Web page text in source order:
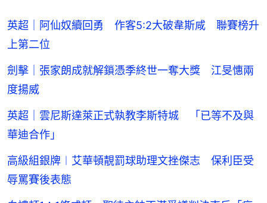
英超｜阿仙奴續回勇 作客5:2大破韋斯咸 聯賽榜升
上第二位
劍擊｜張家朗成就解鎖憑季終世一奪大獎 江旻憓兩
度揚威
英超｜雲尼斯達萊正式執教李斯特城 「已等不及與
華迪合作」
高級組銀牌︱艾華頓靚罰球助理文挫傑志 保利臣受
辱罵賽後表態